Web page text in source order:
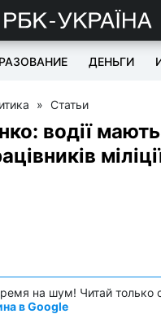
ДЕНЬГИ
» Статьи
водії мають
на шум! Читай только
в Google